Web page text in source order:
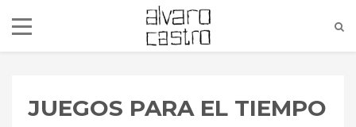
JUEGOS PARA EL TIEMPO